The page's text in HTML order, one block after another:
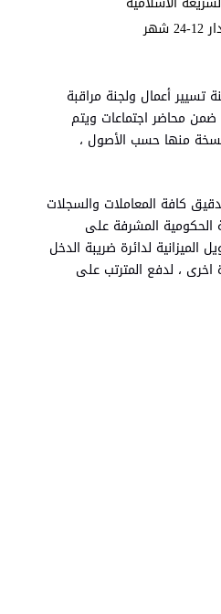
تسيير أعمال ولجنة مراقبة
ضمن محاضر اجتماعات ويتم
منها حسب الأصول ،
كافة المعاملات والسجلات
الحكومية المشرفة على
الميزانية لدائرة ضريبة الدخل
اخرى ، لدفع المترتب على